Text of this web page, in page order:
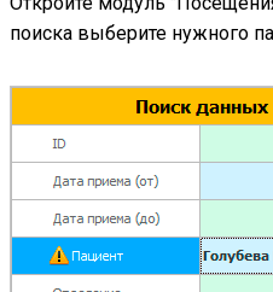
поиска выберите нужного